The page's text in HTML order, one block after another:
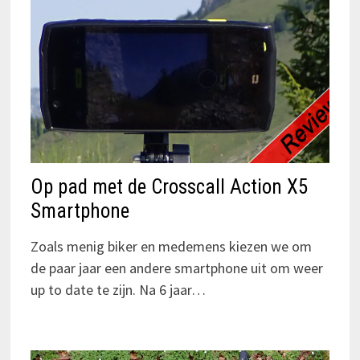
Op pad met de Crosscall Action X5
Smartphone
Zoals menig biker en medemens kiezen we om
de paar jaar een andere smartphone uit om weer
up to date te zijn. Na 6 jaar…